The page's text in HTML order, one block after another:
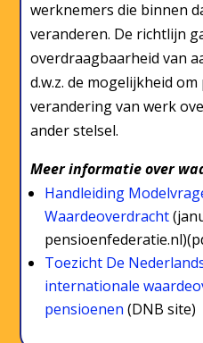
werknemers die binnen
veranderen. De richtlijn
overdraagbaarheid van
d.w.z. de mogelijkheid
verandering van werk
ander stelsel.
Meer informatie over
Handleiding
Waardeoverdracht
Toezicht De
internationale
pensioenen (DNB site)